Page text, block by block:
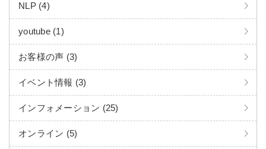
NLP (4)
youtube (1)
お客様の声 (3)
イベント情報 (3)
インフォメーション (25)
オンライン (5)